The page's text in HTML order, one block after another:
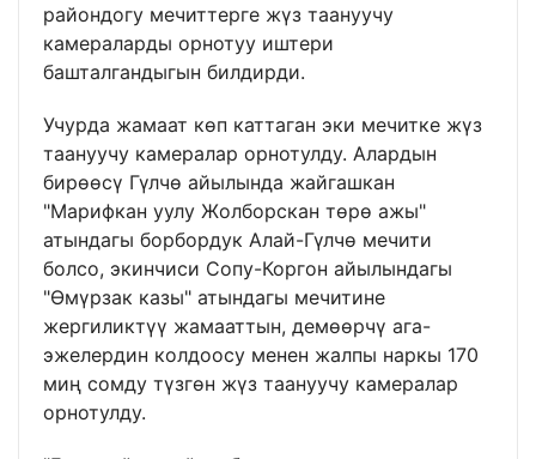
райондогу мечиттерге жүз таануучу
камераларды орнотуу иштери
башталгандыгын билдирди.
Учурда жамаат көп каттаган эки мечитке жүз
таануучу камералар орнотулду. Алардын
бирөөсү Гүлчө айылында жайгашкан
"Марифкан уулу Жолборскан төрө ажы"
атындагы борбордук Алай-Гүлчө мечити
болсо, экинчиси Сопу-Коргон айылындагы
"Өмүрзак казы" атындагы мечитине
жергиликтүү жамааттын, демөөрчү ага-
эжелердин колдоосу менен жалпы наркы 170
миң сомду түзгөн жүз таануучу камералар
орнотулду.